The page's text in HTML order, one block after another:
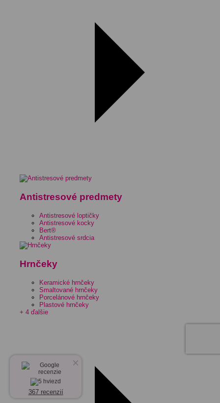
Antistresové predmety
Antistresové loptičky
Antistresové kocky
Bert®
Antistresové srdcia
Hrnčeky
Keramické hrnčeky
Smaltované hrnčeky
Porcelánové hrnčeky
Plastové hrnčeky
+ 4 ďalšie
×
367 recenzií